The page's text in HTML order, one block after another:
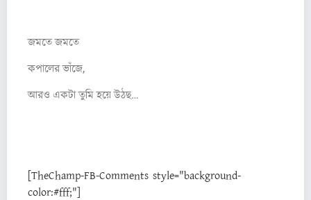
জমতে জমতে
কপালের ভাঁজে,
আরও একটা তুমি হয়ে উঠছ…
[TheChamp-FB-Comments style="background-
color:#fff;"]